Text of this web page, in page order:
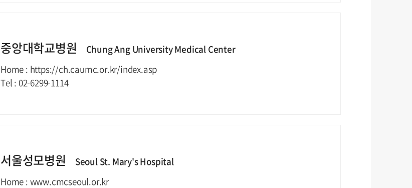
중앙대학교병원
Chung Ang University Medical Center
Home : https://ch.caumc.or.kr/index.asp
Tel : 02-6299-1114
서울성모병원
Seoul St. Mary's Hospital
Home : www.cmcseoul.or.kr